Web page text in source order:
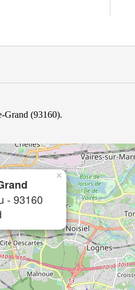
Grand (93160).
- 93160
×